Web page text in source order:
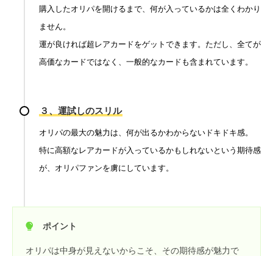
購入したオリパを開けるまで、何が入っているかは全くわかり
ません。
運が良ければ超レアカードをゲットできます。ただし、全てが
高価なカードではなく、一般的なカードも含まれています。
３、運試しのスリル
オリパの最大の魅力は、何が出るかわからないドキドキ感。
特に高額なレアカードが入っているかもしれないという期待感
が、オリパファンを虜にしています。
ポイント
オリパは中身が見えないからこそ、その期待感が魅力で